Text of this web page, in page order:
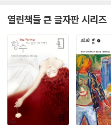
열린책들 큰 글자판 시리즈